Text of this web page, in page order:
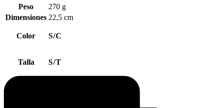
Peso
270 g
Dimensiones 22,5 cm
Color S/C
Talla S/T